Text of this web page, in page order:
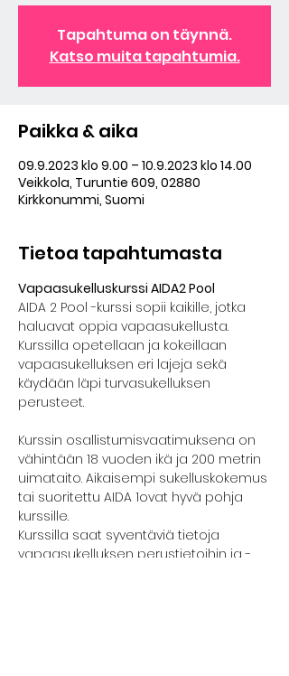
Tapahtuma on täynnä.
Katso muita tapahtumia.
Paikka & aika
09.9.2023 klo 9.00 – 10.9.2023 klo 14.00
Veikkola, Turuntie 609, 02880
Kirkkonummi, Suomi
Tietoa tapahtumasta
Vapaasukelluskurssi AIDA2 Pool
AIDA 2 Pool -kurssi sopii kaikille, jotka
haluavat oppia vapaasukellusta.
Kurssilla opetellaan ja kokeillaan
vapaasukelluksen eri lajeja sekä
käydään läpi turvasukelluksen
perusteet.
Kurssin osallistumisvaatimuksena on
vähintään 18 vuoden ikä ja 200 metrin
uimataito. Aikaisempi sukelluskokemus
tai suoritettu AIDA 1ovat hyvä pohja
kurssille.
Kurssilla saat syventäviä tietoja
vapaasukelluksen perustietoihin ja -